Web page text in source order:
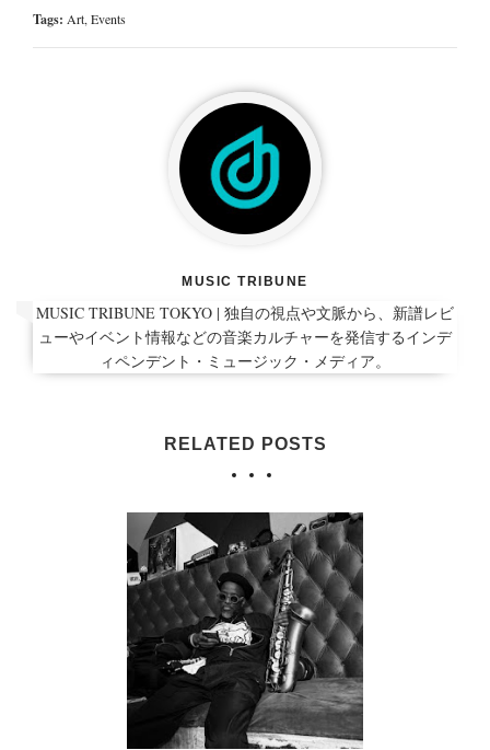
Tags: Art,Events
MUSIC TRIBUNE
MUSIC TRIBUNE TOKYO | 独自の視点や文脈から、新譜レビ
ューやイベント情報などの音楽カルチャーを発信するインデ
ィペンデント・ミュージック・メディア。
RELATED POSTS